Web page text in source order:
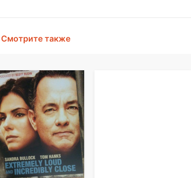
Смотрите также